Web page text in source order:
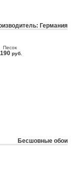
Германия
Песок
руб.
Бесшовные обои